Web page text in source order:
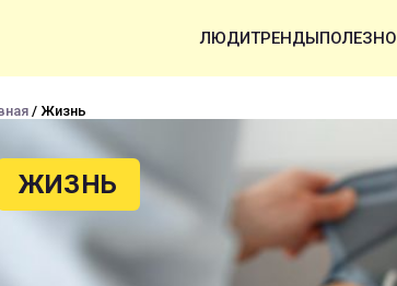
ЛЮДИТРЕНДЫ
/ Жизнь
ЖИЗНЬ